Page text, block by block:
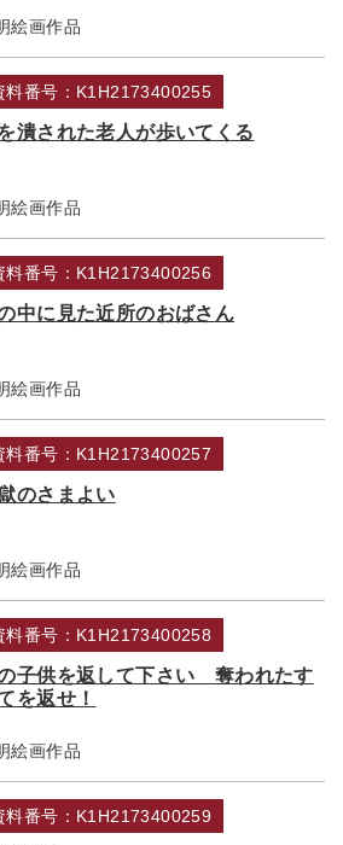
絵画作品
料番号：K1H2173400255
潰された老人が歩いてくる
絵画作品
料番号：K1H2173400256
中に見た近所のおばさん
絵画作品
料番号：K1H2173400257
のさまよい
絵画作品
料番号：K1H2173400258
子供を返して下さい 奪われたす
を返せ！
絵画作品
料番号：K1H2173400259